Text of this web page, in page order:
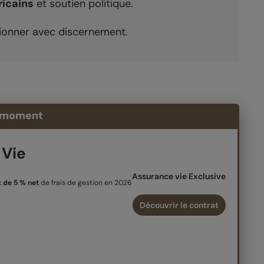
et soutien politique.
avec discernement.
de 5 % netde frais de gestion en 2026
Assurance vie Exclusive
Découvrir le contrat